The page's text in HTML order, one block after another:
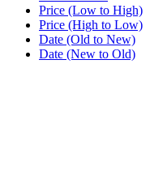
Price (Low to High)
Price (High to Low)
Date (Old to New)
Date (New to Old)